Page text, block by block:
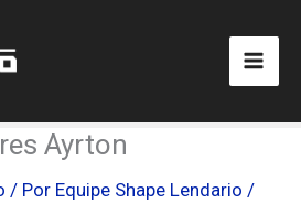
Ayrton
/ Por Equipe Shape Lendario /